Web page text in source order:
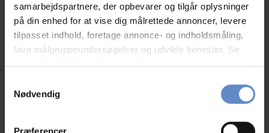
samarbejdspartnere, der opbevarer og tilgår oplysninger
på din enhed for at vise dig målrettede annoncer, levere
tilpasset indhold, foretage annonce- og indholdsmåling,
lave målgruppeundersøgelser og udvikle tjenester. Se
mere information underindstillingerog i vores
tilbage eller ændre indstillinger fra vores
"Cookiedeklaration", eller ved at trykke på "Privacy
Nødvendig
Danhostel Rødding